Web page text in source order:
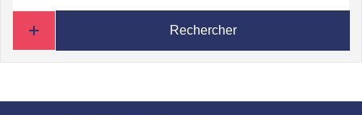
Rechercher